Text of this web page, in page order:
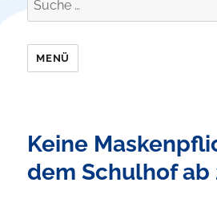
nach:
MENÜ
Keine
dem Schulhof ab